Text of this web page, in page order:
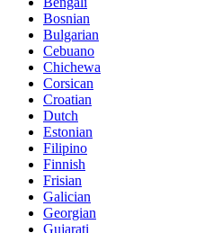
Bosnian
Bulgarian
Cebuano
Chichewa
Corsican
Croatian
Dutch
Estonian
Filipino
Finnish
Frisian
Galician
Georgian
Gujarati